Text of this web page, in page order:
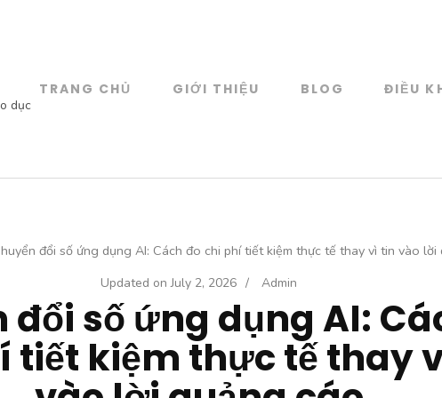
dục
TRANG CHỦ GIỚI THIỆU BLOG ĐIỀU
đổi số ứng dụng AI: Cách đo chi phí tiết kiệm thực tế thay vì tin vào lời
Updated onJuly 2, 2026 / Admin
đổi số ứng dụng AI:
tiết kiệm thực tế thay